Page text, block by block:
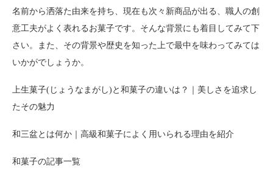
名前から洒落た由来を持ち、現在も次々新商品が出る、職人の創
意工夫がよく表れるお菓子です。そんな背景にも着目してみて下
さい。また、その背景や歴史を知った上で最中を味わってみては
いかがでしょうか。
上生菓子(じょうなまがし)と和菓子の違いは？｜美しさを追求し
たその魅力
和三盆とは何か｜高級和菓子によく用いられる理由を紹介
和菓子の記事一覧